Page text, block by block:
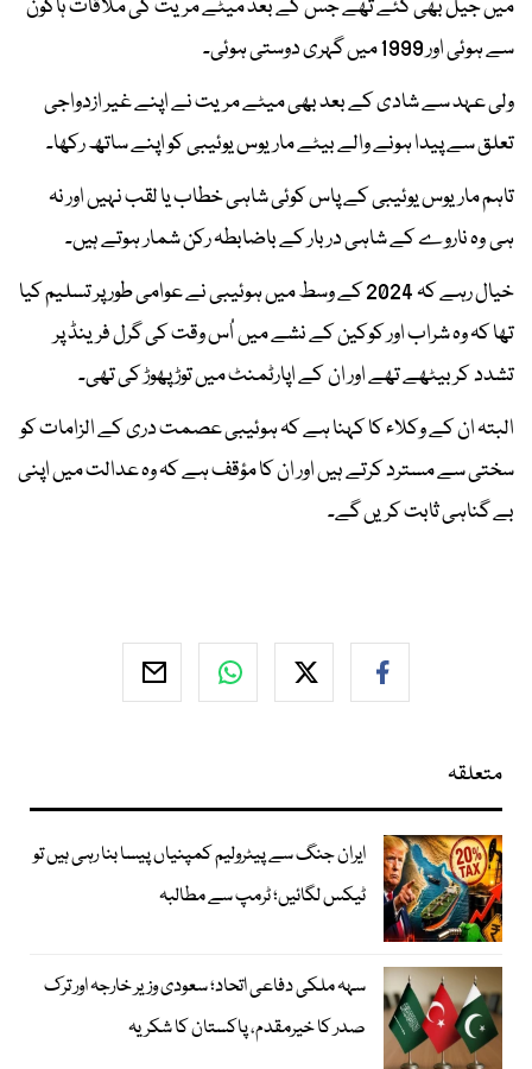
میں جیل بھی گئے تھے جس کے بعد میٹے مریت کی ملاقات ہاکون
سے ہوئی اور 1999 میں گہری دوستی ہوئی۔
ولی عہد سے شادی کے بعد بھی میٹے مریت نے اپنے غیر ازدواجی
تعلق سے پیدا ہونے والے بیٹے ماریوس یوئیبی کو اپنے ساتھ رکھا۔
تاہم ماریوس یوئیبی کے پاس کوئی شاہی خطاب یا لقب نہیں اور نہ
ہی وہ ناروے کے شاہی دربار کے باضابطہ رکن شمار ہوتے ہیں۔
خیال رہے کہ 2024 کے وسط میں ہوئیبی نے عوامی طور پر تسلیم کیا
تھا کہ وہ شراب اور کوکین کے نشے میں اُس وقت کی گرل فرینڈ پر
تشدد کر بیٹھے تھے اور ان کے اپارٹمنٹ میں توڑ پھوڑ کی تھی۔
البتہ ان کے وکلاء کا کہنا ہے کہ ہوئیبی عصمت دری کے الزامات کو
سختی سے مسترد کرتے ہیں اور ان کا مؤقف ہے کہ وہ عدالت میں اپنی
بے گناہی ثابت کریں گے۔
متعلقہ
ایران جنگ سے پیٹرولیم کمپنیاں پیسا بنا رہی ہیں تو
ٹیکس لگائیں؛ ٹرمپ سے مطالبہ
سہہ ملکی دفاعی اتحاد؛ سعودی وزیر خارجہ اور ترک
صدر کا خیرمقدم، پاکستان کا شکریہ